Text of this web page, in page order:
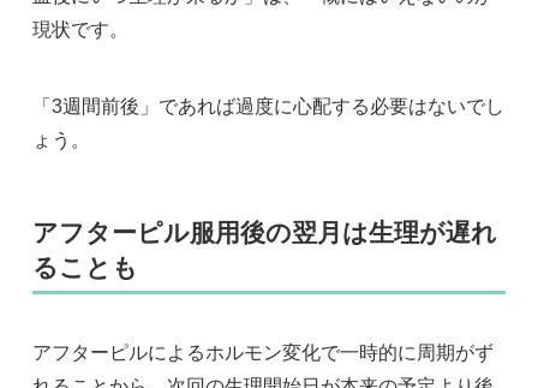
現状です。
「3週間前後」であれば過度に心配する必要はないでし
ょう。
アフターピル服用後の翌月は生理が遅れ
ることも
アフターピルによるホルモン変化で一時的に周期がず